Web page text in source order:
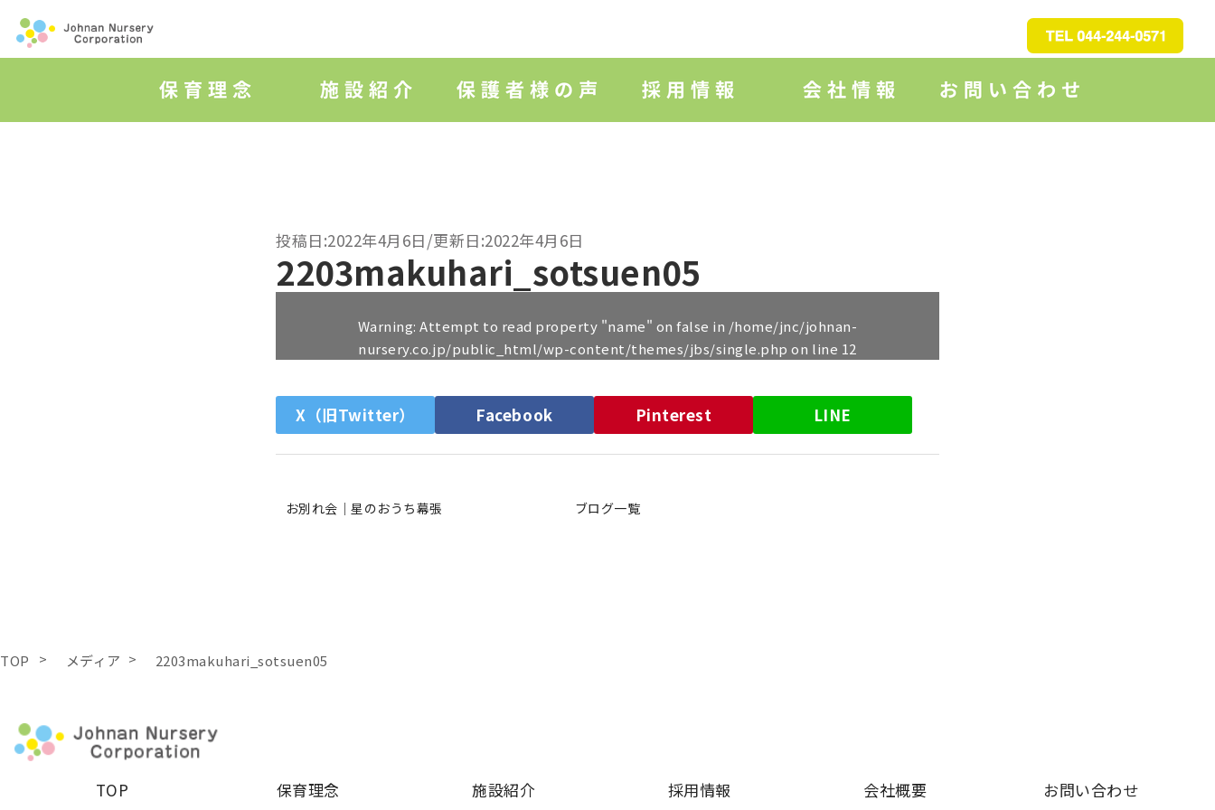
投稿日:2022年4月6日/更新日:2022年4月6日
2203makuhari_sotsuen05
Warning: Attempt to read property "name" on false in /home/jnc/johnan-
nursery.co.jp/public_html/wp-content/themes/jbs/single.php on line 12
X（旧Twitter） Facebook Pinterest LINE
お別れ会｜星のおうち幕張 ブログ一覧
TOP メディア 2203makuhari_sotsuen05
TOP 保育理念 施設紹介 採用情報 会社概要 お問い合わせ